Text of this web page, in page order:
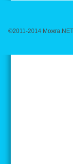
©2011-2014